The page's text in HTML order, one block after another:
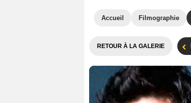
Accueil Filmographie
RETOUR À LA GALERIE